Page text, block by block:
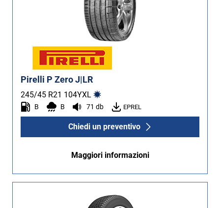
Pirelli P Zero J|LR
245/45 R21 104YXL
B B 71 db EPREL
Chiedi un preventivo
Maggiori informazioni